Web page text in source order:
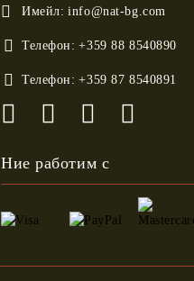
Имейл: info@nat-bg.com
Телефон: +359 88 8540890
Телефон: +359 87 8540891
Ние работим с